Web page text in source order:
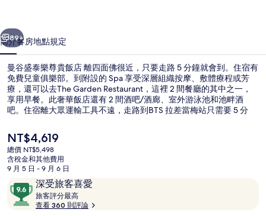
飯
店
的
相
片
集
個 下一個
89+
簡介客房地點規定
曼谷盛泰樂尊貴飯店 離四面佛很近，只要走路 5 分鐘就會到。住宿有
免費兒童俱樂部。到附設的 Spa 享受深層組織按摩、敷體療程或芳
療，還可以去The Garden Restaurant，這裡 2 間餐廳的其中之一，
享用早餐。此奢華飯店還有 2 間酒吧/酒廊、室外游泳池和池畔酒
吧。住宿離大眾運輸工具不遠，走路到BTS 拉差當梅站只需要 5 分
目
前
的
價
是
NT$4,619
NT$4,619
總價 NT$5,498
含稅金和其他費用
9 月 5 日 - 9 月 6 日
評
論
深受旅客喜愛
9.6
分，
滿
旅客評分最高
客
查看 360 則評論